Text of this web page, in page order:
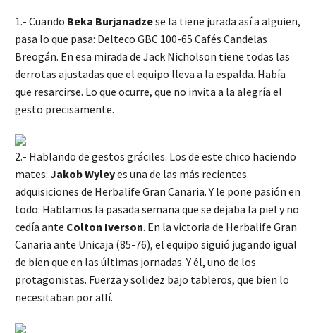
1.- Cuando Beka Burjanadzese la tiene jurada así a alguien,
pasa lo que pasa: Delteco GBC 100-65 Cafés Candelas
Breogán. En esa mirada de Jack Nicholson tiene todas las
derrotas ajustadas que el equipo lleva a la espalda. Había
que resarcirse. Lo que ocurre, que no invita a la alegría el
gesto precisamente.
2.- Hablando de gestos gráciles. Los de este chico haciendo
mates: Jakob Wyleyes una de las más recientes
adquisiciones de Herbalife Gran Canaria. Y le pone pasión en
todo. Hablamos la pasada semana que se dejaba la piel y no
cedía ante Colton Iverson. En la victoria de Herbalife Gran
Canaria ante Unicaja (85-76), el equipo siguió jugando igual
de bien que en las últimas jornadas. Y él, uno de los
protagonistas. Fuerza y solidez bajo tableros, que bien lo
necesitaban por allí.